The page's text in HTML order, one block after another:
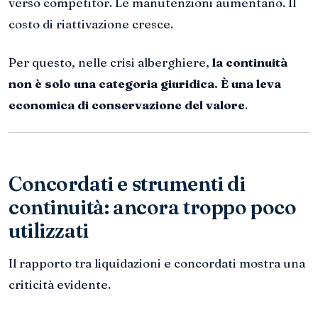
costo di riattivazione cresce.
Per questo, nelle crisi alberghiere, la continuità
non è solo una categoria giuridica. È una leva
economica di conservazione del valore.
Concordati e strumenti di
continuità: ancora troppo poco
utilizzati
Il rapporto tra liquidazioni e concordati mostra una
criticità evidente.